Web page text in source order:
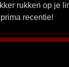
rukken op je
recentie!